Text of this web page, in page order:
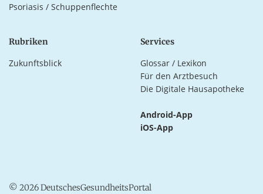
Psoriasis / Schuppenflechte
Rubriken
Zukunftsblick
Services
Glossar / Lexikon
Für den Arztbesuch
Die Digitale Hausapotheke
Android-App
iOS-App
© 2026 DeutschesGesundheitsPortal